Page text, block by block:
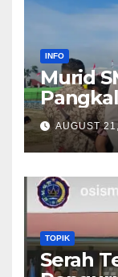
INFO
Murid
AUGUST
TOPIK
Serah